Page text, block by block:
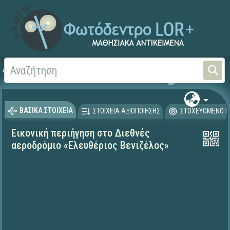
Αρχική Γεωγραφία-Γεωλογία
ΒΑΣΙΚΑ ΣΤΟΙΧΕΙΑ ΣΤΟΙΧΕΙΑ ΑΞΙΟΠΟΙΗΣΗΣ ΣΤΟΧΕΥΟΜΕΝΟ
Εικονική περιήγηση στο Διεθνές
αεροδρόμιο «Ελευθέριος Βενιζέλος»